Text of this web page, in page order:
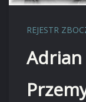
REJESTR
Adrian